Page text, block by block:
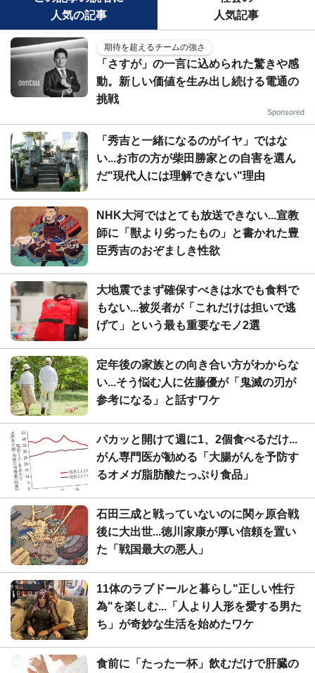
人気の記事
人気記事
期待を超えるチームの強さ
「さすが」の一言に込められた驚きや感
動。新しい価値を生み出し続ける電通の
挑戦
Sponsored
「秀吉と一緒になるのがイヤ」ではな
い...お市の方が柴田勝家との自害を選ん
だ"現代人には理解できない"理由
NHK大河ではとても放送できない...宣教
師に「獣より劣ったもの」と書かれた豊
臣秀吉のおぞましき性欲
大地震でまず確保すべきは水でも食料で
もない...被災者が「これだけは担いで逃
げて」という最も重要なモノ2選
定年後の家族との向き合い方がわからな
い...そう悩む人に佐藤優が「鬼滅の刃が
参考になる」と話すワケ
パカッと開けて週に1、2個食べるだけ...
がん専門医が勧める「大腸がんを予防す
るオメガ脂肪酸たっぷり食品」
石田三成と戦っていないのに関ヶ原合戦
後に大出世...徳川家康が厚い信頼を置い
た「戦国最大の悪人」
11体のラブドールと暮らし"正しい性行
為"を楽しむ...「人より人形を愛する男た
ち」が奇妙な生活を始めたワケ
食前に「たった一杯」飲むだけで肝臓の